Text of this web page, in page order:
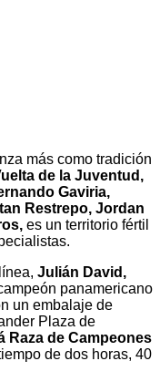
más como tradición
de la Juventud,
Gaviria,
Restrepo, Jordan
es un territorio fértil
Julián David,
panamericano
un embalaje de
Plaza de
Raza de Campeones
de dos horas, 40